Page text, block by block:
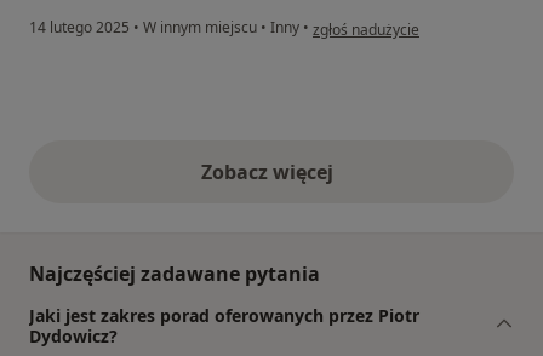
14 lutego 2025 • W innym miejscu • Inny • w opinii użytkownika A.
zgłoś nadużycie
Zobacz więcejopinie powyżej
Najczęściej zadawane pytania
Jaki jest zakres porad oferowanych przez Piotr
Dydowicz?